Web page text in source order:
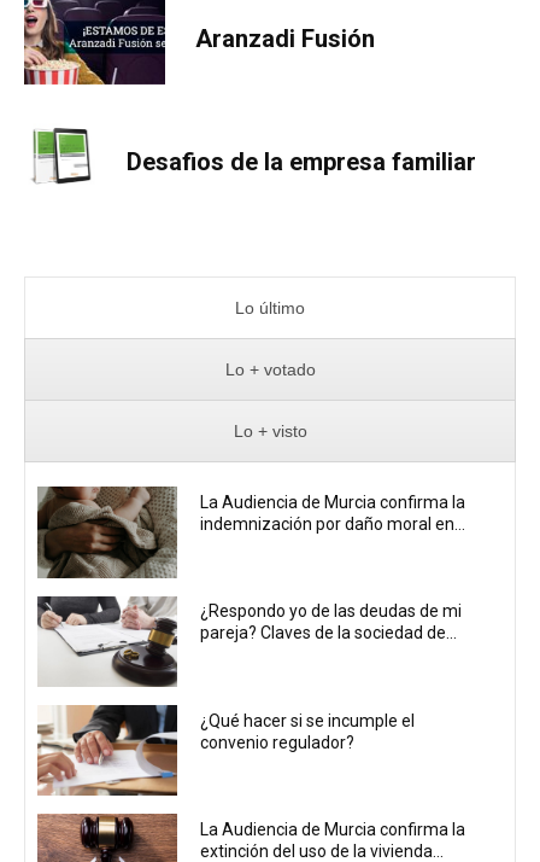
Aranzadi Fusión
Desafios de la empresa familiar
Lo último
Lo + votado
Lo + visto
La Audiencia de Murcia confirma la
indemnización por daño moral en...
¿Respondo yo de las deudas de mi
pareja? Claves de la sociedad de...
¿Qué hacer si se incumple el
convenio regulador?
La Audiencia de Murcia confirma la
extinción del uso de la vivienda...